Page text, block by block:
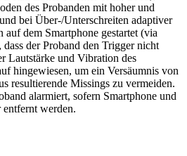
des Probanden mit hoher und
bei Über-/Unterschreiten adaptiver
dem Smartphone gestartet (via
der Proband den Trigger nicht
Lautstärke und Vibration des
hingewiesen, um ein Versäumnis von
resultierende Missings zu vermeiden.
alarmiert, sofern Smartphone und
entfernt werden.